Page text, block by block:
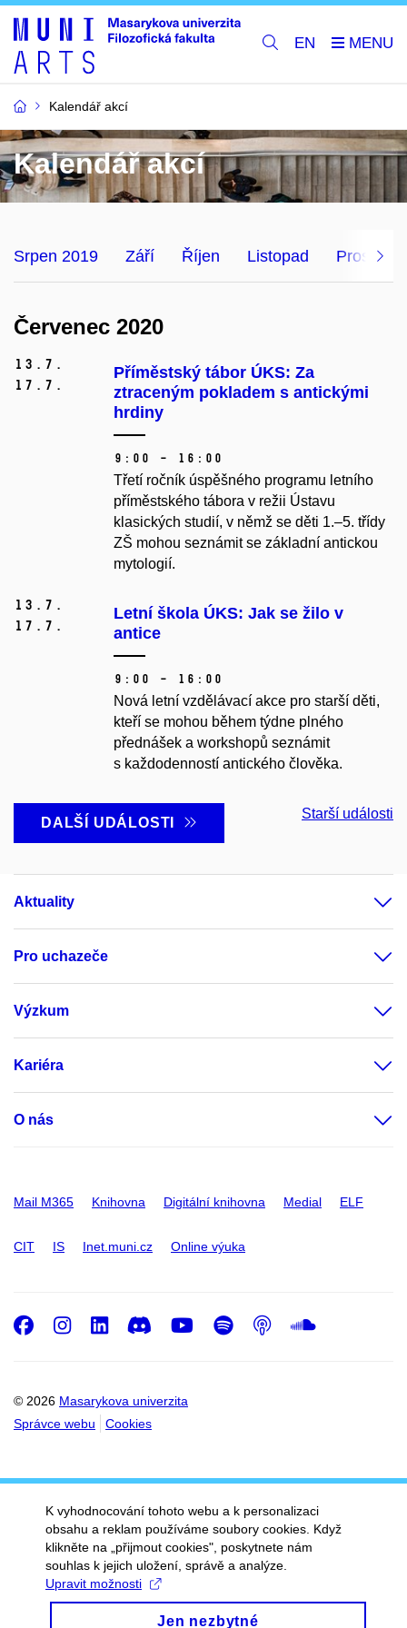
EN
Kalendář akcí
Kalendář akcí
Srpen 2019 Září Říjen Listopad Prosinec
Červenec 2020
13. 7.
17. 7.
Příměstský tábor ÚKS: Za
ztraceným pokladem s antickými
hrdiny
9:00 – 16:00
Třetí ročník úspěšného programu letního
příměstského tábora v režii Ústavu
klasických studií, v němž se děti 1.–5. třídy
ZŠ mohou seznámit se základní antickou
mytologií.
13. 7.
17. 7.
Letní škola ÚKS: Jak se žilo v
antice
9:00 – 16:00
Nová letní vzdělávací akce pro starší děti,
kteří se mohou během týdne plného
přednášek a workshopů seznámit
s každodenností antického člověka.
DALŠÍ UDÁLOSTI
Starší události
Aktuality
Pro uchazeče
Výzkum
Kariéra
O nás
Mail M365 Knihovna Digitální knihovna Medial ELF
CIT IS Inet.muni.cz Online výuka
© 2026 Masarykova univerzita
Správce webu
Cookies
Facebook
Instagram
LinkedIn
DiscordYoutube
Spotify
Podcast
K vyhodnocování tohoto webu a k personalizaci
obsahu a reklam používáme soubory cookies. Když
klikněte na „přijmout cookies", poskytnete nám
souhlas k jejich uložení, správě a analýze.
Upravit možnosti
Jen nezbytné